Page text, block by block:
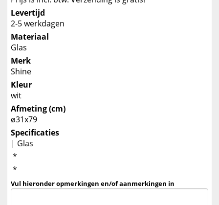
Levertijd
2-5 werkdagen
Materiaal
Glas
Merk
Shine
Kleur
wit
Afmeting (cm)
ø31x79
Specificaties
| Glas
*
*
Vul hieronder opmerkingen en/of aanmerkingen in